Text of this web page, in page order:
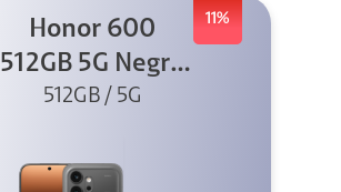
11%
Honor 600
512GB 5G Negro
+ Clip 2
512GB / 5G